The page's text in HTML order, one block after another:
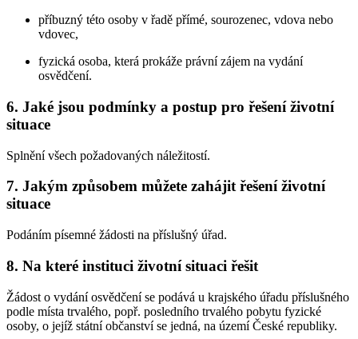
příbuzný této osoby v řadě přímé, sourozenec, vdova nebo
vdovec,
fyzická osoba, která prokáže právní zájem na vydání
osvědčení.
6. Jaké jsou podmínky a postup pro řešení životní
situace
Splnění všech požadovaných náležitostí.
7. Jakým způsobem můžete zahájit řešení životní
situace
Podáním písemné žádosti na příslušný úřad.
8. Na které instituci životní situaci řešit
Žádost o vydání osvědčení se podává u krajského úřadu příslušného
podle místa trvalého, popř. posledního trvalého pobytu fyzické
osoby, o jejíž státní občanství se jedná, na území České republiky.